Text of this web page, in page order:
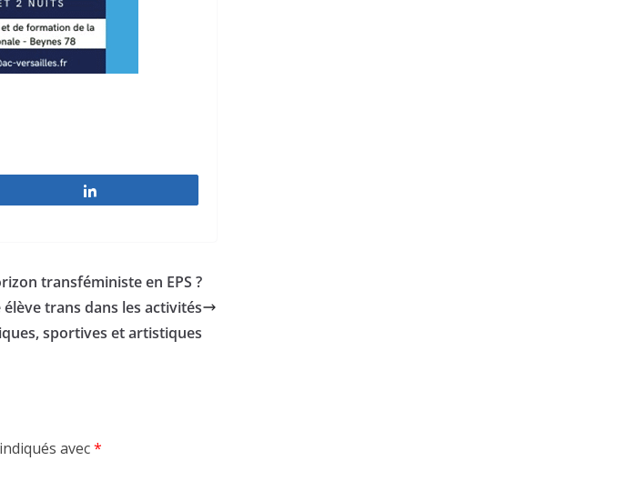
transféministe en EPS ?
élève trans dans les activités
sportives et artistiques
avec*